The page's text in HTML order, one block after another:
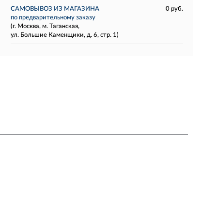
САМОВЫВОЗ ИЗ МАГАЗИНА
0 руб.
по предварительному заказу
(г. Москва, м. Таганская,
ул. Большие Каменщики, д. 6, стр. 1)